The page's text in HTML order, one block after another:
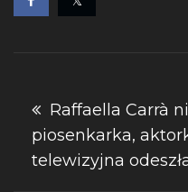
Nawigacja
wpisu
Raffaella Carrà
piosenkarka,
telewizyjna